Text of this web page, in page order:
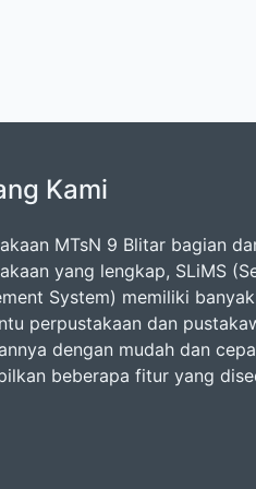
Kami
MTsN 9 Blitar bagian
yang lengkap, SLiMS
System) memiliki
perpustakaan dan
dengan mudah dan
beberapa fitur yang